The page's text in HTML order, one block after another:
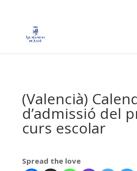
(Valencià)
d’admissió del
curs escolar
Spread the love